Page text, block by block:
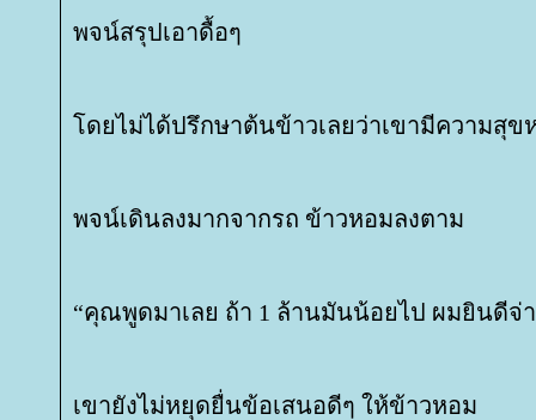
พจน์สรุปเอาดื้อๆ
ดยไม่ได้ปรึกษาต้นข้าวเลยว่าเขามีความสุข
พจน์เดินลงมากจากรถ ข้าวหอมลงตาม
“คุณพูดมาเลย ถ้า 1 ล้านมันน้อยไป ผมยินดีจ่
เขายังไม่หยุดยื่นข้อเสนอดีๆ ให้ข้าวหอม